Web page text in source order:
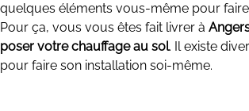
quelques éléments vous-même pour
Pour ça, vous vous êtes fait livrer à
poser votre chauffage au sol. Il existe
pour faire son installation soi-même.